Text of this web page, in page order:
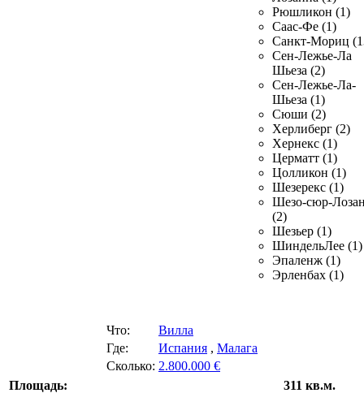
Рюшликон (1)
Саас-Фе (1)
Санкт-Мориц
Сен-Лежье-Ла
Шьеза (2)
Сен-Лежье-Ла-
Шьеза (1)
Сюши (2)
Херлиберг (2)
Хернекс (1)
Церматт (1)
Цолликон (1)
Шезерекс (1)
Шезо-сюр-
(2)
Шезьер (1)
ШиндельЛее (1)
Эпаленж (1)
Эрленбах (1)
Что:
Вилла
Где:
Испания , Малага
Сколько: 2.800.000 €
Площадь:
311 кв.м.